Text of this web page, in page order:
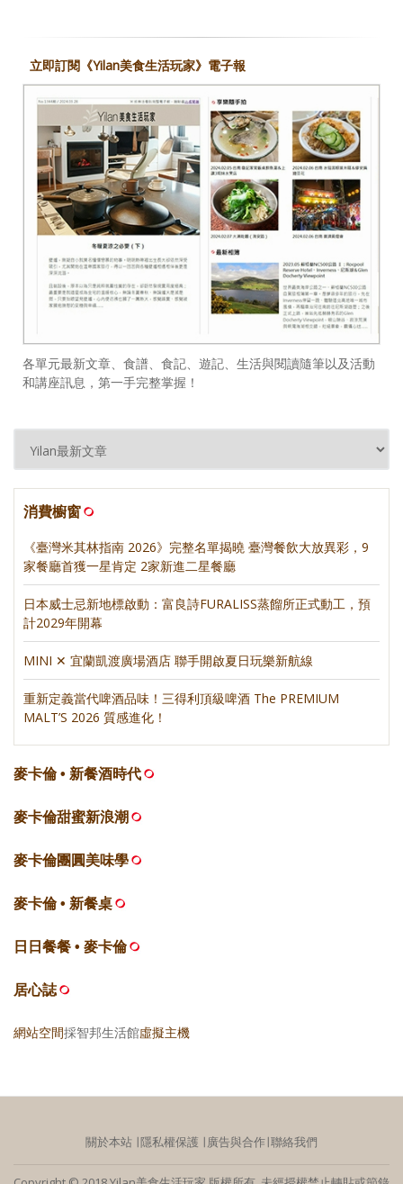
立即訂閱《Yilan美食生活玩家》電子報
各單元最新文章、食譜、食記、遊記、生活與閱讀隨筆以及活動
和講座訊息，第一手完整掌握！
消費櫥窗
《臺灣米其林指南 2026》完整名單揭曉 臺灣餐飲大放異彩，9
家餐廳首獲一星肯定 2家新進二星餐廳
日本威士忌新地標啟動：富良詩FURALISS蒸餾所正式動工，預
計2029年開幕
MINI ✕ 宜蘭凱渡廣場酒店 聯手開啟夏日玩樂新航線
重新定義當代啤酒品味！三得利頂級啤酒 The PREMIUM
MALT’S 2026 質感進化！
麥卡倫 • 新餐酒時代
麥卡倫甜蜜新浪潮
麥卡倫團圓美味學
麥卡倫 • 新餐桌
日日餐餐 • 麥卡倫
居心誌
網站空間採智邦生活館虛擬主機
關於本站 ∣隱私權保護 ∣廣告與合作∣聯絡我們